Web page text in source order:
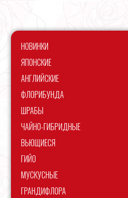
НОВИНКИ
ЯПОНСКИЕ
АНГЛИЙСКИЕ
ФЛОРИБУНДА
ШРАБЫ
ЧАЙНО-ГИБРИДНЫЕ
ВЬЮЩИЕСЯ
ГИЙО
МУСКУСНЫЕ
ГРАНДИФЛОРА